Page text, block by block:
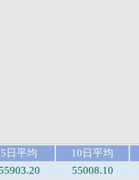
5日平均
10日平均
55008.10